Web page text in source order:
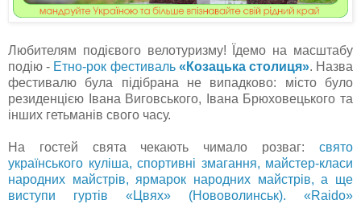
Любителям подієвого велотуризму! Їдемо на масштабу
подію - Етно-рок фестиваль «Козацька столиця». Назва
фестивалю була підібрана не випадково: місто було
резиденцією Івана Виговського, Івана Брюховецького та
інших гетьманів свого часу.
На гостей свята чекають чимало розваг: свято
українського куліша, спортивні змагання, майстер-класи
народних майстрів, ярмарок народних майстрів, а ще
виступи гуртів «Цвях» (Нововолинськ). «Raido»